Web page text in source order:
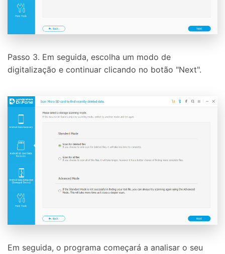
Passo 3. Em seguida, escolha um modo de
digitalização e continuar clicando no botão "Next".
Em seguida, o programa começará a analisar o seu